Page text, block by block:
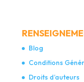
Blog
Conditions
Droits d’auteurs